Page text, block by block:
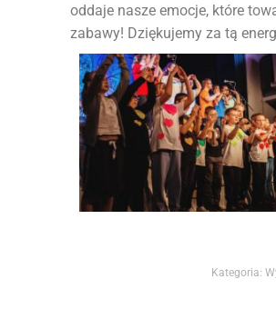
oddaje nasze emocje, które
zabawy! Dziękujemy za tą
Kategoria: